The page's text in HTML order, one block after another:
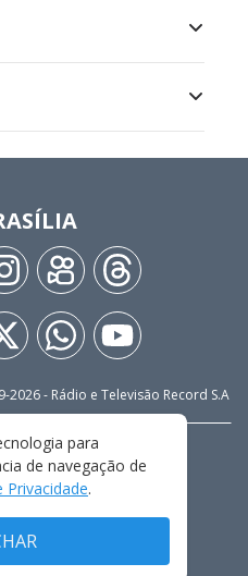
2026- Rádio e Televisão Record S.A
PRIVACIDADE
DE USO
para
de navegação de
Privacidade.